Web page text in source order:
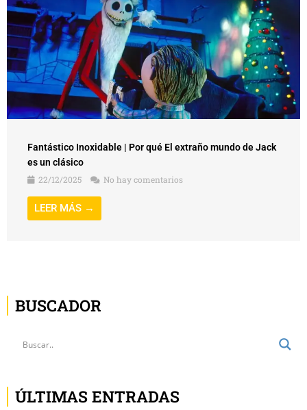
Fantástico Inoxidable | Por qué El extraño mundo de Jack
es un clásico
22/12/2025
No hay comentarios
LEER MÁS →
BUSCADOR
ÚLTIMAS ENTRADAS